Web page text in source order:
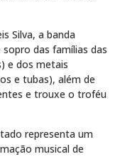
Silva, a banda
das famílias das
e dos metais
e tubas), além de
e trouxe o troféu
representa um
musical de